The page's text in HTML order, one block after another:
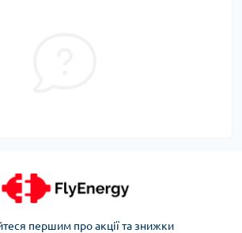
першим про акції та знижки